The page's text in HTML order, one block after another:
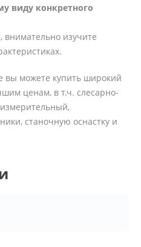
виду конкретного
внимательно изучите
вы можете купить широкий
ценам, в т.ч. слесарно-
станочную оснастку и